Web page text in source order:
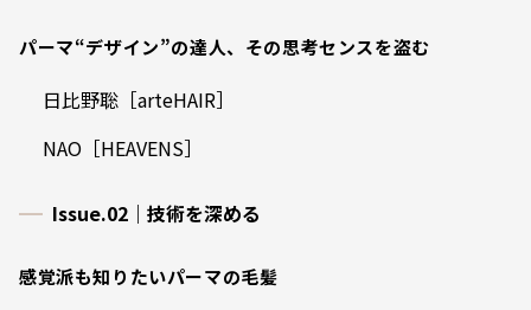
パーマ“デザイン”の達人、その思考センスを盗む
日比野聡［arteHAIR］
NAO［HEAVENS］
Issue.02｜技術を深める
感覚派も知りたいパーマの毛髪